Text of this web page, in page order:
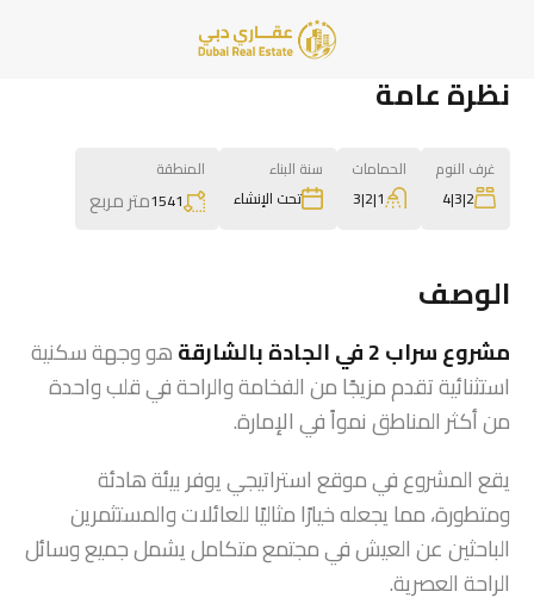
نظرة عامة
غرف النوم
2|3|4
الحمامات
1|2|3
سنة البناء
تحت الإنشاء
المنطقة
1541متر مربع
الوصف
مشروع سراب 2 في الجادة بالشارقة
هو وجهة سكنية
استثنائية تقدم مزيجًا من الفخامة والراحة في قلب واحدة
من أكثر المناطق نمواً في الإمارة.
يقع المشروع في موقع استراتيجي يوفر بيئة هادئة
ومتطورة، مما يجعله خيارًا مثاليًا للعائلات والمستثمرين
الباحثين عن العيش في مجتمع متكامل يشمل جميع وسائل
الراحة العصرية.